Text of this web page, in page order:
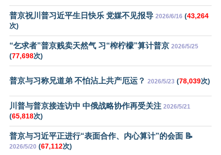
普京祝川普习近平生日快乐 党媒不见报导 2026/6/16 (43,264
次)
“乞求者”普京贱卖天然气 习“榨柠檬”算计普京 2026/5/25
(77,698次)
普京与习称兄道弟 不怕沾上共产厄运？ 2026/5/23 (78,039次)
川普与普京接连访中 中俄战略协作再受关注 2026/5/21
(65,818次)
普京与习近平正进行“表面合作、内心算计”的会面 📝
2026/5/20 (67,112次)